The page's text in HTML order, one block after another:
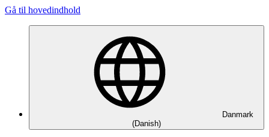
Gå til hovedindhold
Danmark
(Danish)